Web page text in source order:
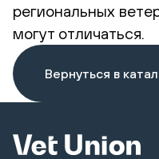
региональных
могут отличаться.
Вернуться в